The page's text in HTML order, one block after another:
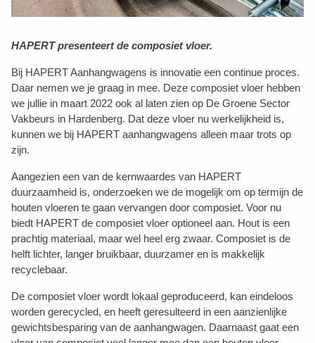
HAPERT presenteert de composiet vloer.
Bij HAPERT Aanhangwagens is innovatie een continue proces.
Daar nemen we je graag in mee. Deze composiet vloer hebben
we jullie in maart 2022 ook al laten zien op De Groene Sector
Vakbeurs in Hardenberg. Dat deze vloer nu werkelijkheid is,
kunnen we bij HAPERT aanhangwagens alleen maar trots op
zijn.
Aangezien een van de kernwaardes van HAPERT
duurzaamheid is, onderzoeken we de mogelijk om op termijn de
houten vloeren te gaan vervangen door composiet. Voor nu
biedt HAPERT de composiet vloer optioneel aan. Hout is een
prachtig materiaal, maar wel heel erg zwaar. Composiet is de
helft lichter, langer bruikbaar, duurzamer en is makkelijk
recyclebaar.
De composiet vloer wordt lokaal geproduceerd, kan eindeloos
worden gerecycled, en heeft geresulteerd in een aanzienlijke
gewichtsbesparing van de aanhangwagen. Daarnaast gaat een